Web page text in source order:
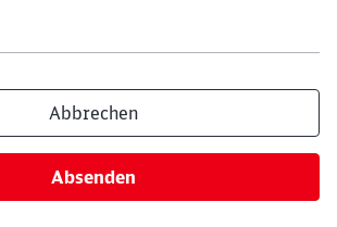
Abbrechen
Absenden